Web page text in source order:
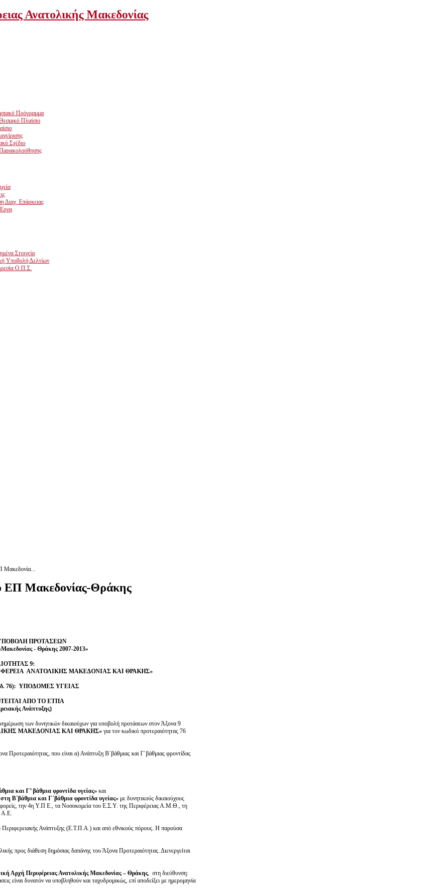
Ανατολικής Μακεδονίας
Πρόγραμμα
Πλαίσιο
Σχέδιο
Διαχ. Επάρκειας
Στοιχεία
Υποβολή Δελτίων
Ο.Π.Σ.
ΕΠ Μακεδονίας-Θράκης
ΠΡΟΤΑΣΕΩΝ
- Θράκης 2007-2013»
9:
ΑΝΑΤΟΛΙΚΗΣ ΜΑΚΕΔΟΝΙΑΣ ΚΑΙ ΘΡΑΚΗΣ»
76): ΥΠΟΔΟΜΕΣ ΥΓΕΙΑΣ
ΑΠΟ ΤΟ ΕΤΠΑ
Ανάπτυξης)
των δυνητικών δικαιούχων για υποβολή προτάσεων στον Άξονα 9
ΜΑΚΕΔΟΝΙΑΣ ΚΑΙ ΘΡΑΚΗΣ» για τον κωδικό προτεραιότητας 76
Προτεραιότητας, που είναι α) Ανάπτυξη Β΄βάθμιας και Γ΄βάθμιας φροντίδας
και Γ’ βάθμια φροντίδα υγείας» και
Β΄βάθμια και Γ΄βάθμια φροντίδα υγείας»με δυνητικούς δικαιούχους
την 4η Υ.Π Ε., τα Νοσοκομεία του Ε.Σ.Υ. της Περιφέρειας Α.Μ.Θ., τη
Περιφερειακής Ανάπτυξης (Ε.Τ.Π.Α.) και από εθνικούς πόρους. Η παρούσα
προς διάθεση δημόσιας δαπάνης του Άξονα Προτεραιότητας. Διενεργείται
Αρχή Περιφέρειας Ανατολικής Μακεδονίας – Θράκης, στη διεύθυνση:
είναι δυνατόν να υποβληθούν και ταχυδρομικώς, επί αποδείξει με ημερομηνία